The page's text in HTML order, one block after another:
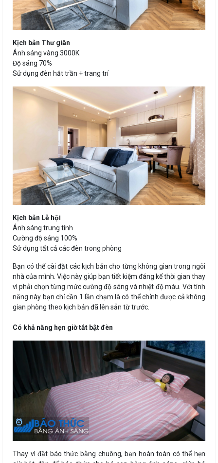
Kịch bản Thư giãn
Ánh sáng vàng 3000K
Độ sáng 70%
Sử dụng đèn hắt trần + trang trí
Kịch bản Lễ hội
Ánh sáng trung tính
Cường độ sáng 100%
Sử dụng tất cả các đèn trong phòng
Bạn có thể cài đặt các kịch bản cho từng không gian trong ngôi
nhà của mình. Việc này giúp bạn tiết kiệm đáng kể thời gian thay
vì phải chọn từng mức cường độ sáng và nhiệt độ màu. Với tính
năng này bạn chỉ cần 1 lần chạm là có thể chỉnh được cả không
gian phòng theo kịch bản đã lên sẵn từ trước.
Có khả năng hẹn giờ tắt bật đèn
Thay vì đặt báo thức bằng chuông, bạn hoàn toàn có thể hẹn